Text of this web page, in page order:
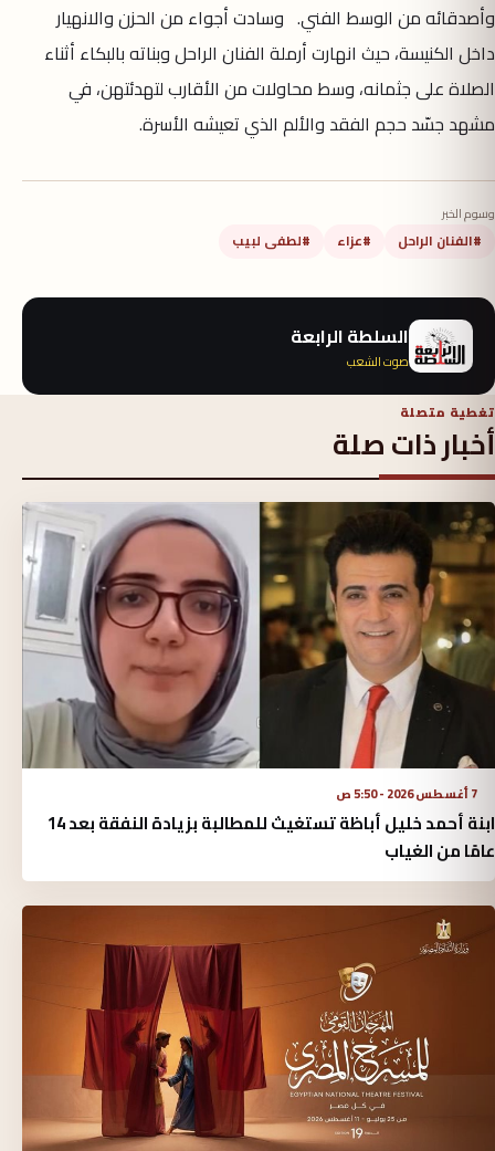
وأصدقائه من الوسط الفني. وسادت أجواء من الحزن والانهيار
داخل الكنيسة، حيث انهارت أرملة الفنان الراحل وبناته بالبكاء أثناء
الصلاة على جثمانه، وسط محاولات من الأقارب لتهدئتهن، في
مشهد جسّد حجم الفقد والألم الذي تعيشه الأسرة.
وسوم الخبر
#الفنان الراحل #عزاء #لطفى لبيب
السلطة الرابعة
صوت الشعب
تغطية متصلة
أخبار ذات صلة
7 أغسطس 2026 - 5:50 ص
ابنة أحمد خليل أباظة تستغيث للمطالبة بزيادة النفقة بعد 14
عامًا من الغياب